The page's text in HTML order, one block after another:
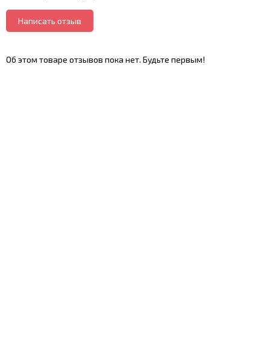
Написать отзыв
Об этом товаре отзывов пока нет. Будьте первым!